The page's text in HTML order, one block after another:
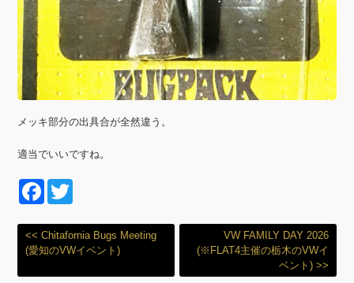
メッキ部分の出具合が全然違う。
適当でいいですね。
F
a
c
wi
tt
<< Chitafornia Bugs Meeting
(愛知のVWイベント)
VW FAMILY DAY 2026
(※FLAT4主催の栃木のVWイ
ベント) >>